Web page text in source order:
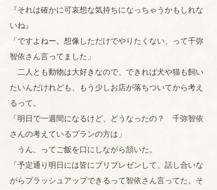
『それは確かに可哀想な気持ちになっちゃうかもしれな
いね』
「ですよねー。想像しただけでやりたくない、って千弥
智依さん言ってました」
二人とも動物は大好きなので、できれば犬や猫も飼い
たいんだけれども、もう少しお店が落ちついてから考え
るって。
「明日で一週間になるけど、どうなったの？ 千弥智依
さんの考えているプランの方は」
うん、ってご飯を口にしながら頷いた。
「予定通り明日には皆にプリプレゼンして、話し合いな
がらブラッシュアップできるって智依さん言ってた。そ